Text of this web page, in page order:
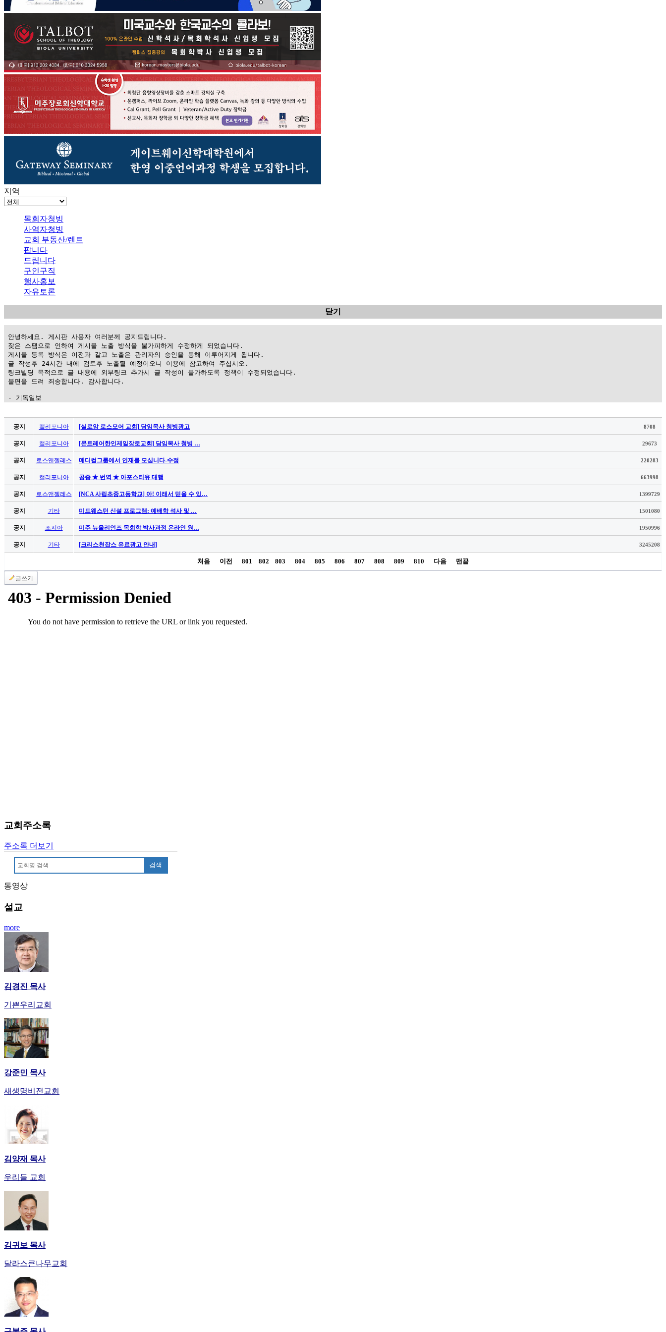
지역
목회자청빙
사역자청빙
교회 부동산/렌트
팝니다
드립니다
구인구직
행사홍보
자유토론
닫기
안녕하세요. 게시판 사용자 여러분께 공지드립니다.
잦은 스팸으로 인하여 게시물 노출 방식을 불가피하게 수정하게 되었습니다.
게시물 등록 방식은 이전과 같고 노출은 관리자의 승인을 통해 이루어지게 됩니다.
글 작성후 24시간 내에 검토후 노출될 예정이오니 이용에 참고하여 주십시오.
링크빌딩 목적으로 글 내용에 외부링크 추가시 글 작성이 불가하도록 정책이 수정되었습니다.
불편을 드려 죄송합니다. 감사합니다.
- 기독일보
만
꼴
밍
넷
minky
합
출
입
기
료
약
임
중
아
e
뉴
스
규
노
제
휴
이
트
무
남
어
시
리
스
가
평
발
부
탑-
시
공지 캘리포니아 [실로암 로스모어 교회] 담임목사 청빙광고 8708
공지 캘리포니아 [몬트레어한인제일장로교회] 담임목사 청빙 … 29673
공지 로스앤젤레스 메디컬그룹에서 인재를 모십니다-수정 220283
공지 캘리포니아 공증 ★ 번역 ★ 아포스티유 대행 663998
공지 로스앤젤레스 [NCA 사립초중고등학교] 아! 이래서 믿을 수 있… 1399729
공지 기타 미드웨스턴 신설 프로그램: 예배학 석사 및 … 1501080
공지 조지아 미주 뉴올리언즈 목회학 박사과정 온라인 원… 1950996
공지 기타 [크리스천잡스 유료광고 안내] 3245208
처음 이전 801 802 803 804 805 806 807 808 809 810 다음 맨끝
글쓰기
교회주소록
주소록 더보기
검색
동영상
설교
more
김경진 목사
기쁜우리교회
강준민 목사
새생명비전교회
김양재 목사
우리들 교회
김귀보 목사
달라스큰나무교회